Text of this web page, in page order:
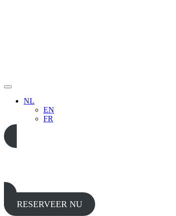
NL
EN
FR
RESERVEER NU